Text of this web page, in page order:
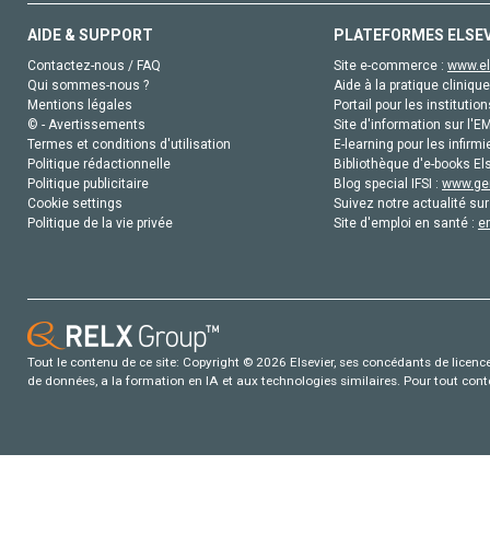
AIDE & SUPPORT
Contactez-nous / FAQ
Qui sommes-nous ?
Mentions légales
© - Avertissements
Termes et conditions d'utilisation
Politique rédactionnelle
Politique publicitaire
Cookie settings
Politique de la vie privée
PLATEFORMES
Site e-commerce :
Aide à la pratique
Portail pour les
Site d'information sur
E-learning pour les
Bibliothèque d'e-books
Blog special IFSI :
Suivez notre actualité
Site d'emploi en santé :
Tout le contenu de ce site: Copyright © 2026 Elsevier, ses concédants de
de données, a la formation en IA et aux technologies similaires. Pour tout